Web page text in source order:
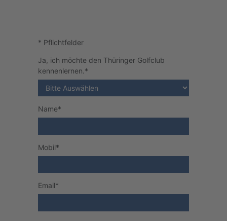
* Pflichtfelder
Ja, ich möchte den Thüringer Golfclub
kennenlernen.*
Name*
Mobil*
Email*